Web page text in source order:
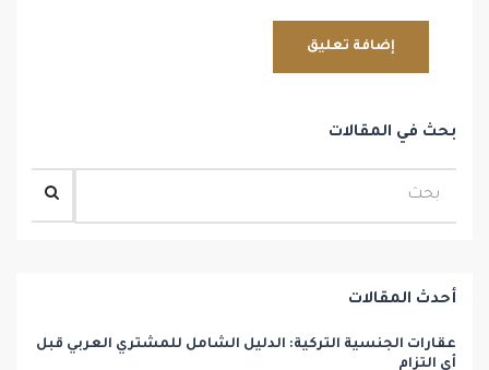
بحث في المقالات
أحدث المقالات
عقارات الجنسية التركية: الدليل الشامل للمشتري العربي قبل
أي التزام